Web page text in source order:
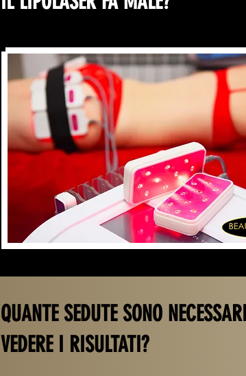
QUANTE SEDUTE SONO
VEDERE I RISULTATI?